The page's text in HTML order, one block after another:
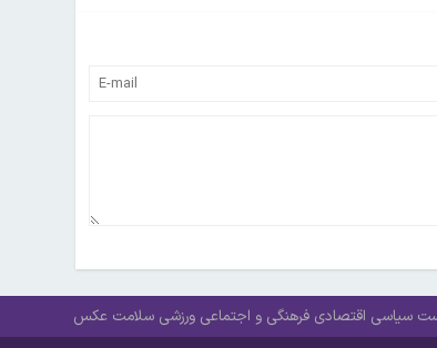
سیاسی اقتصادی فرهنگی و اجتماعی ورزشی سلامت عکس